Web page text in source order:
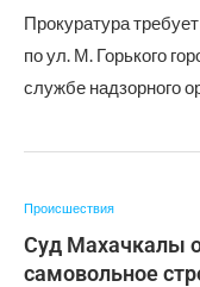
Прокуратура
по ул. М. Горького
службе надзорного
Происшествия
Суд Махачкалы
самовольное